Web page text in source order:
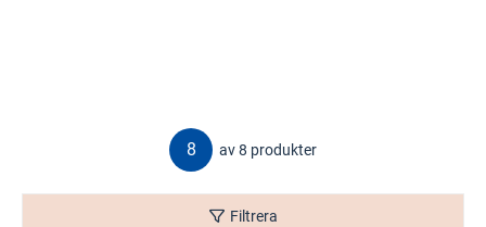
8 av 8 produkter
Filtrera